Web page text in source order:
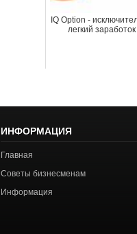
IQ Option -
легкий заработок
ИНФОРМАЦИЯ
Главная
Советы бизнесменам
Информация